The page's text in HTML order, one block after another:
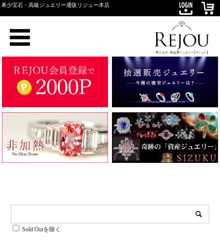
希少宝石・高級ジュエリー通販リジュー本店
Sold Outを除く